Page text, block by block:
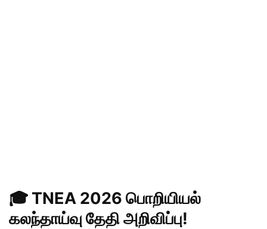
🎓 TNEA 2026 பொறியியல்
கலந்தாய்வு தேதி அறிவிப்பு!